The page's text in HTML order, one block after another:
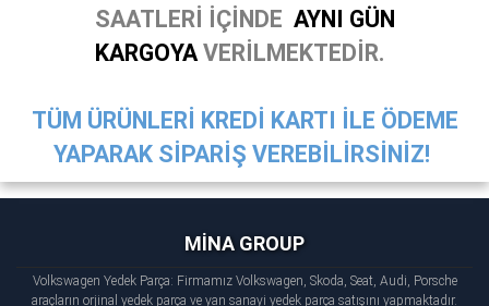
SAATLERİ İÇİNDE AYNI GÜN
KARGOYA VERİLMEKTEDİR.
TÜM ÜRÜNLERİ KREDİ KARTI İLE ÖDEME
YAPARAK SİPARİŞ VEREBİLİRSİNİZ!
MİNA GROUP
Volkswagen Yedek Parça: Firmamız Volkswagen, Skoda, Seat, Audi, Porsche
araçların orjinal yedek parça ve yan sanayi yedek parça satışını yapmaktadır.